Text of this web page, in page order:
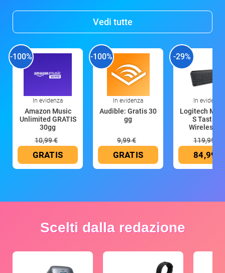
Vedi tutte
-100%
In evidenza
Amazon Music
Unlimited GRATIS
30gg
10,99 €
GRATIS
-100%
In evidenza
Audible: Gratis 30
gg
9,99 €
GRATIS
-29%
In evidenza
Logitech MX
S Tastiera
Wireless
119,99 €
84,99 €
Scelti dalla redazione